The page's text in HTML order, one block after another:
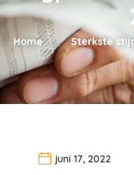
Home Sterkste
juni 17, 2022